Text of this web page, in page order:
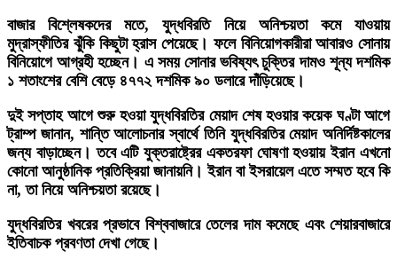
বাজার বিশ্লেষকদের মতে, যুদ্ধবিরতি নিয়ে অনিশ্চয়তা কমে যাওয়ায়
মুদ্রাস্ফীতির ঝুঁকি কিছুটা হ্রাস পেয়েছে। ফলে বিনিয়োগকারীরা আবারও সোনায়
বিনিয়োগে আগ্রহী হচ্ছেন। এ সময় সোনার ভবিষ্যৎ চুক্তির দামও শূন্য দশমিক
১ শতাংশের বেশি বেড়ে ৪৭৭২ দশমিক ৯০ ডলারে দাঁড়িয়েছে।
দুই সপ্তাহ আগে শুরু হওয়া যুদ্ধবিরতির মেয়াদ শেষ হওয়ার কয়েক ঘণ্টা আগে
ট্রাম্প জানান, শান্তি আলোচনার স্বার্থে তিনি যুদ্ধবিরতির মেয়াদ অনির্দিষ্টকালের
জন্য বাড়াচ্ছেন। তবে এটি যুক্তরাষ্ট্রের একতরফা ঘোষণা হওয়ায় ইরান এখনো
কোনো আনুষ্ঠানিক প্রতিক্রিয়া জানায়নি। ইরান বা ইসরায়েল এতে সম্মত হবে কি
না, তা নিয়ে অনিশ্চয়তা রয়েছে।
যুদ্ধবিরতির খবরের প্রভাবে বিশ্ববাজারে তেলের দাম কমেছে এবং শেয়ারবাজারে
ইতিবাচক প্রবণতা দেখা গেছে।